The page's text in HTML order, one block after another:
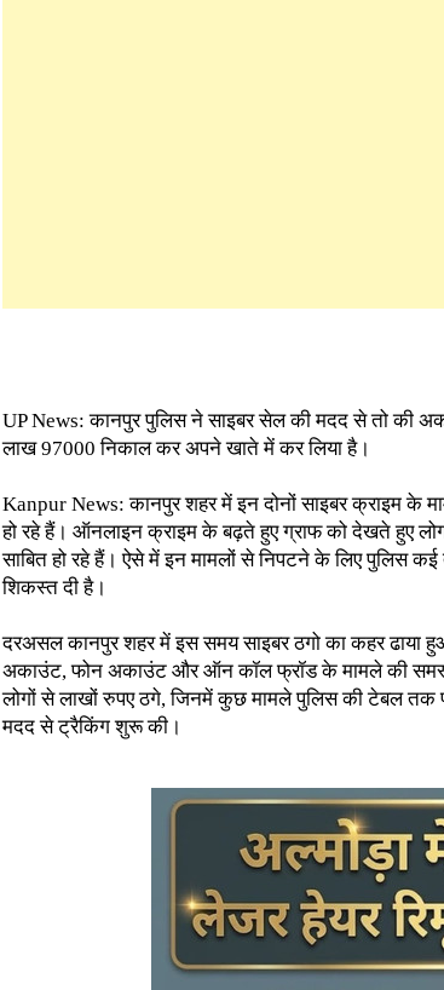
UP News: कानपुर पुलिस ने साइबर सेल की मदद से तो की
लाख 97000 निकाल कर अपने खाते में कर लिया है।
Kanpur News: कानपुर शहर में इन दोनों साइबर क्राइम के
हो रहे हैं। ऑनलाइन क्राइम के बढ़ते हुए ग्राफ को देखते हुए
साबित हो रहे हैं। ऐसे में इन मामलों से निपटने के लिए पुलिस कई
शिकस्त दी है।
दरअसल कानपुर शहर में इस समय साइबर ठगो का कहर ढाया
अकाउंट, फोन अकाउंट और ऑन कॉल फ्रॉड के मामले की
लोगों से लाखों रुपए ठगे, जिनमें कुछ मामले पुलिस की टेबल
मदद से ट्रैकिंग शुरू की।